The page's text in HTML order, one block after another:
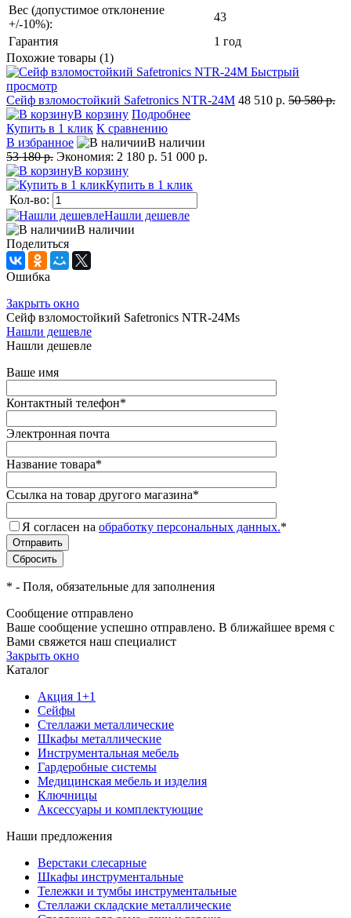
Вес (допустимое отклонение
+/-10%):
43
Гарантия
1 год
Похожие товары (1)
Быстрый
просмотр
Сейф взломостойкий Safetronics NTR-24M 48 510 р. 50 580 р.
В корзину Подробнее
Купить в 1 клик К сравнению
В избранное
В наличии
53 180 р. Экономия: 2 180 р. 51 000 р.
В корзину
Купить в 1 клик
Кол-во:
Нашли дешевле
В наличии
Поделиться
Ошибка
Закрыть окно
Сейф взломостойкий Safetronics NTR-24Ms
Нашли дешевле
Нашли дешевле
Ваше имя
Контактный телефон*
Электронная почта
Название товара*
Ссылка на товар другого магазина*
Я согласен на обработку персональных данных.*
* - Поля, обязательные для заполнения
Сообщение отправлено
Ваше сообщение успешно отправлено. В ближайшее время с
Вами свяжется наш специалист
Закрыть окно
Каталог
Акция 1+1
Сейфы
Стеллажи металлические
Шкафы металлические
Инструментальная мебель
Гардеробные системы
Медицинская мебель и изделия
Ключницы
Аксессуары и комплектующие
Наши предложения
Верстаки слесарные
Шкафы инструментальные
Тележки и тумбы инструментальные
Стеллажи складские металлические